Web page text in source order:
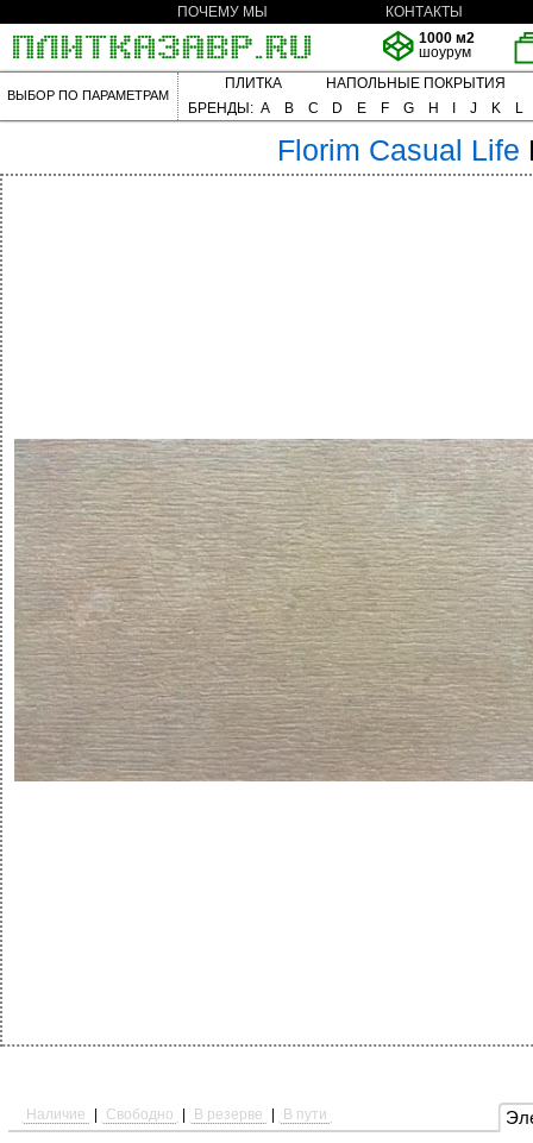
ПОЧЕМУ МЫ
КОНТАКТЫ
1000 м2
шоурум
ВЫБОР ПО ПАРАМЕТРАМ
ПЛИТКА
НАПОЛЬНЫЕ ПОКРЫТИЯ
БРЕНДЫ: A B C D E F G H J K L
Florim Casual Life
Наличие Свободно В резерве В пути